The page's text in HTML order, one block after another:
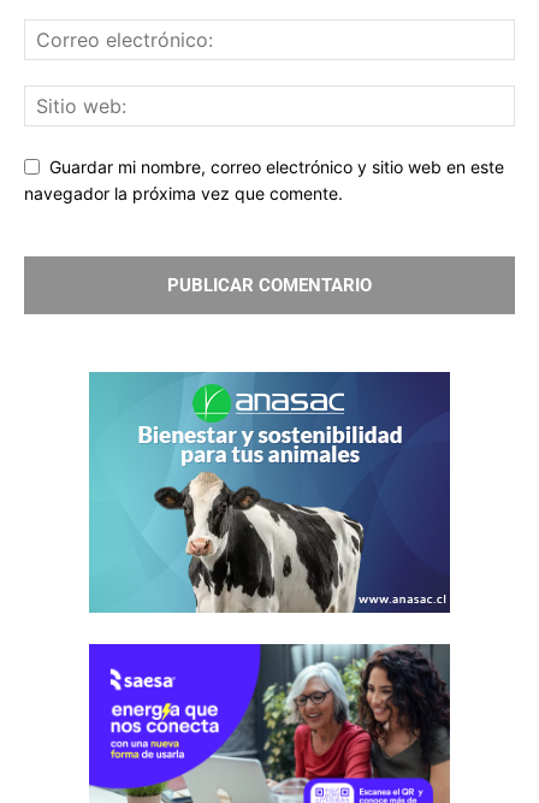
Guardar mi nombre, correo electrónico y sitio web en este
navegador la próxima vez que comente.